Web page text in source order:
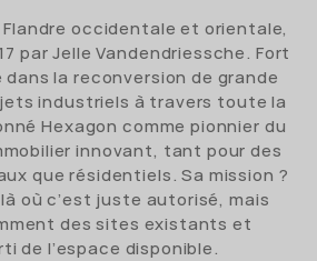
occidentale et orientale,
par Jelle Vandendriessche. Fort
la reconversion de grande
industriels à travers toute la
Hexagon comme pionnier du
innovant, tant pour des
que résidentiels. Sa mission ?
où c’est juste autorisé, mais
des sites existants et
de l’espace disponible.